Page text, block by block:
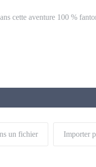
cette aventure 100 %
un fichier Importer